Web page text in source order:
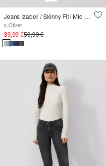
Jeans Izabell / Skinny Fit / Mid Rise / Skinny Leg
s.Oliver
39,99 €59,99 €